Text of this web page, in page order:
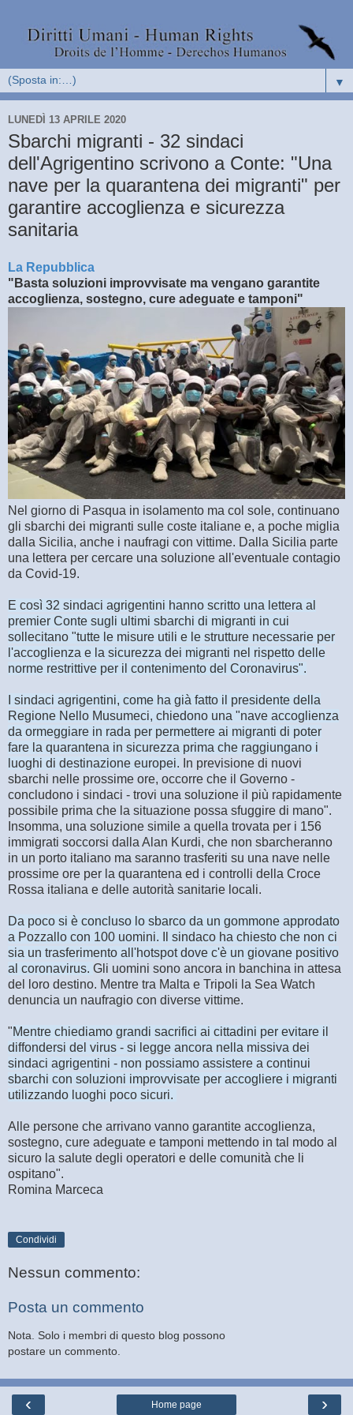
▼
LUNEDÌ 13 APRILE 2020
Sbarchi migranti - 32 sindaci
dell'Agrigentino scrivono a Conte: "Una
nave per la quarantena dei migranti" per
garantire accoglienza e sicurezza
sanitaria
La Repubblica
"Basta soluzioni improvvisate ma vengano garantite
accoglienza, sostegno, cure adeguate e tamponi"
Nel giorno di Pasqua in isolamento ma col sole, continuano
gli sbarchi dei migranti sulle coste italiane e, a poche miglia
dalla Sicilia, anche i naufragi con vittime. Dalla Sicilia parte
una lettera per cercare una soluzione all'eventuale contagio
da Covid-19.
E così 32 sindaci agrigentini hanno scritto una lettera al
premier Conte sugli ultimi sbarchi di migranti in cui
sollecitano "tutte le misure utili e le strutture necessarie per
l'accoglienza e la sicurezza dei migranti nel rispetto delle
norme restrittive per il contenimento del Coronavirus".
I sindaci agrigentini, come ha già fatto il presidente della
Regione Nello Musumeci, chiedono una "nave accoglienza
da ormeggiare in rada per permettere ai migranti di poter
fare la quarantena in sicurezza prima che raggiungano i
luoghi di destinazione europei. In previsione di nuovi
sbarchi nelle prossime ore, occorre che il Governo -
concludono i sindaci - trovi una soluzione il più rapidamente
possibile prima che la situazione possa sfuggire di mano".
Insomma, una soluzione simile a quella trovata per i 156
immigrati soccorsi dalla Alan Kurdi, che non sbarcheranno
in un porto italiano ma saranno trasferiti su una nave nelle
prossime ore per la quarantena ed i controlli della Croce
Rossa italiana e delle autorità sanitarie locali.
Da poco si è concluso lo sbarco da un gommone approdato
a Pozzallo con 100 uomini. Il sindaco ha chiesto che non ci
sia un trasferimento all'hotspot dove c'è un giovane positivo
al coronavirus. Gli uomini sono ancora in banchina in attesa
del loro destino. Mentre tra Malta e Tripoli la Sea Watch
denuncia un naufragio con diverse vittime.
"Mentre chiediamo grandi sacrifici ai cittadini per evitare il
diffondersi del virus - si legge ancora nella missiva dei
sindaci agrigentini - non possiamo assistere a continui
sbarchi con soluzioni improvvisate per accogliere i migranti
utilizzando luoghi poco sicuri.
Alle persone che arrivano vanno garantite accoglienza,
sostegno, cure adeguate e tamponi mettendo in tal modo al
sicuro la salute degli operatori e delle comunità che li
ospitano".
Romina Marceca
Condividi
Nessun commento:
Posta un commento
Nota. Solo i membri di questo blog possono
postare un commento.
‹ ›
Home page